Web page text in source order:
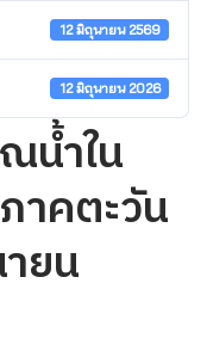
12 มิถุนายน 2569
12 มิถุนายน 2026
น้ำใน
าคตะวัน
ยน